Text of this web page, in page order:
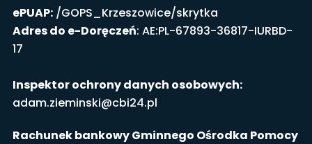
ePUAP:/GOPS_Krzeszowice/skrytka
Adres do e-Doręczeń: AE:PL-67893-36817-IURBD-
17
Inspektor ochrony danych osobowych:
adam.zieminski@cbi24.pl
Rachunek bankowy Gminnego Ośrodka Pomocy